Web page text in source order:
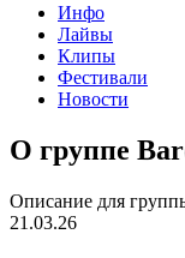
Инфо
Лайвы
Клипы
Фестивали
Новости
О группе
Описание для
21.03.26